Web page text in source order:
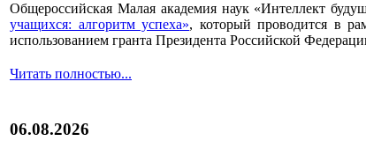
Общероссийская Малая академия наук «Интеллект
учащихся: алгоритм успеха», который проводится в
использованием гранта Президента Российской
Читать полностью...
06.08.2026